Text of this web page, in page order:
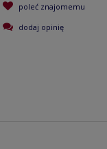
poleć znajomemu
dodaj opinię